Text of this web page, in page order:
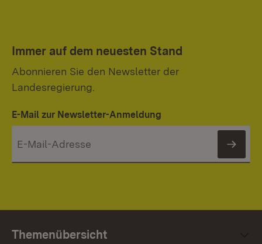
Immer auf dem neuesten Stand
Abonnieren Sie den Newsletter der
Landesregierung.
E-Mail zur Newsletter-Anmeldung
Themenübersicht